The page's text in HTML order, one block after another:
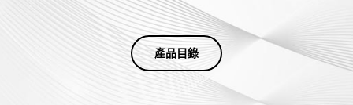
產品目錄